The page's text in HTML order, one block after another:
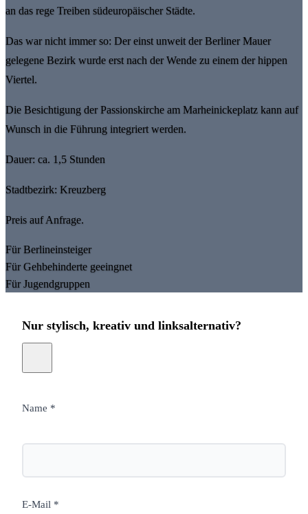
an das rege Treiben südeuropäischer Städte.
Das war nicht immer so: Der einst unweit der Berliner Mauer
gelegene Bezirk wurde erst nach der Wende zu einem der hippen
Viertel.
Die Besichtigung der Passionskirche am Marheinickeplatz kann auf
Wunsch in die Führung integriert werden.
Dauer: ca. 1,5 Stunden
Stadtbezirk: Kreuzberg
Preis auf Anfrage.
Für Berlineinsteiger
Für Gehbehinderte geeingnet
Für Jugendgruppen
Nur stylisch, kreativ und linksalternativ?
Name *
E-Mail *